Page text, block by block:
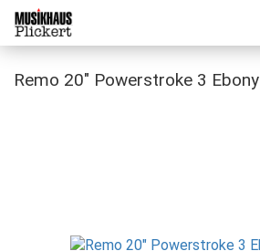
Remo 20" Powerstroke 3